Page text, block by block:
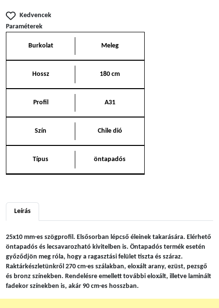
Kedvencek
Paraméterek
Burkolat Meleg
Hossz 180 cm
Profil A31
Szín Chile dió
Típus öntapadós
Leírás
25x10 mm-es szögprofil. Elsősorban lépcső éleinek takarására. Elérhető
öntapadós és lecsavarozható kivitelben is. Öntapadós termék esetén
győződjön meg róla, hogy a ragasztási felület tiszta és száraz.
Raktárkészletünkről 270 cm-es szálakban, eloxált arany, ezüst, pezsgő
és bronz színekben. Rendelésre emellett további eloxált, illetve laminált
fadekor színekben is, akár 90 cm-es hosszban.